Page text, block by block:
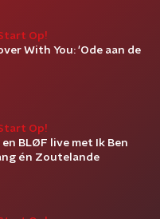
Op!
With You: 'Ode aan de
Op!
en BLØF live met Ik Ben
én Zoutelande